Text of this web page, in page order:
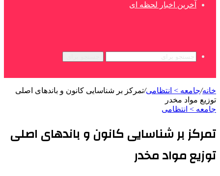
آخرین اخبار لحظه ای
خانه/جامعه > انتظامی/تمرکز بر شناسایی کانون و باندهای اصلی
توزیع مواد مخدر
جامعه > انتظامی
تمرکز بر شناسایی کانون و باندهای اصلی
توزیع مواد مخدر